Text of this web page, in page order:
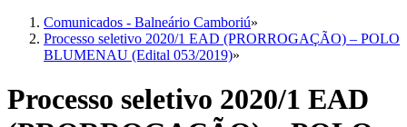
Comunicados - Balneário Camboriú»
Processo seletivo 2020/1 EAD (PRORROGAÇÃO) – POLO
BLUMENAU (Edital 053/2019)»
Processo seletivo 2020/1 EAD